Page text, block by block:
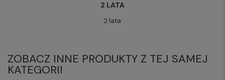
2 LATA
2 lata
ZOBACZ INNE PRODUKTY Z TEJ SAMEJ
KATEGORII